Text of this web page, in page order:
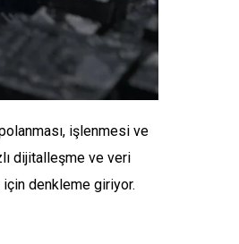
işlenmesi ve
dijitalleşme ve veri
denkleme giriyor.